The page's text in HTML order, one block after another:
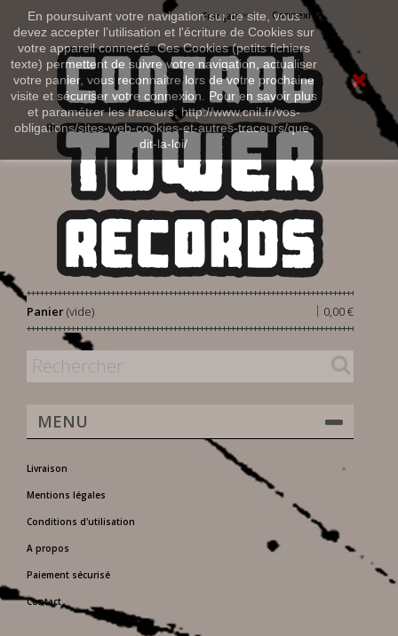
En poursuivant votre navigation sur ce site, vous
devez accepter l’utilisation et l'écriture de Cookies sur
votre appareil connecté. Ces Cookies (petits fichiers
texte) permettent de suivre votre navigation, actualiser
votre panier, vous reconnaitre lors de votre prochaine
visite et sécuriser votre connexion. Pour en savoir plus
et paramétrer les traceurs: http://www.cnil.fr/vos-
obligations/sites-web-cookies-et-autres-traceurs/que-
dit-la-loi/
Connexion
Français
Panier 0,00 €
|
(vide)
MENU
Livraison
Mentions légales
Conditions d'utilisation
A propos
Paiement sécurisé
Contact